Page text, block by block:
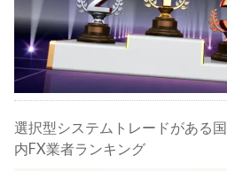
選択型システムトレードがある国
内FX業者ランキング